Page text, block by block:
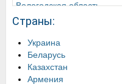
Вологодская область
Воронежская область
Донецкая Народная
Забайкальский край
Ивановская область
Иркутская область
Кабардино-Балкарская
Страны:
Украина
Беларусь
Казахстан
Армения